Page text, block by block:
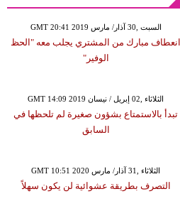
GMT 20:41 2019 السبت ,30 آذار/ مارس
انعطاف مبارك من المشتري يجلب معه "الحظ
الوفير"
GMT 14:09 2019 الثلاثاء ,02 إبريل / نيسان
تبدأ بالاستمتاع بشؤون صغيرة لم تلحظها في
السابق
GMT 10:51 2020 الثلاثاء ,31 آذار/ مارس
التصرف بطريقة عشوائية لن يكون سهلاً